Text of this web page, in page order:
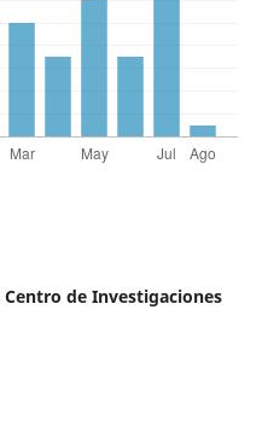
Centro de Investigaciones